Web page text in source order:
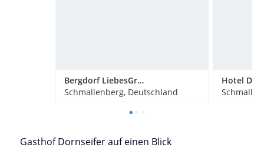
Bergdorf LiebesGrün
Schmallenberg, Deutschland
Hotel
Gasthof Dornseifer auf einen Blick